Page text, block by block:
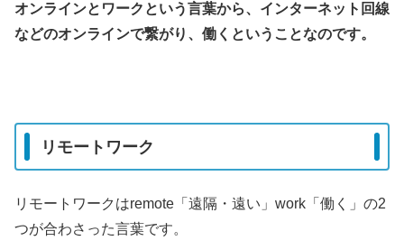
オンラインとワークという言葉から、インターネット回線
などのオンラインで繋がり、働くということなのです。
リモートワーク
リモートワークはremote「遠隔・遠い」work「働く」の2
つが合わさった言葉です。